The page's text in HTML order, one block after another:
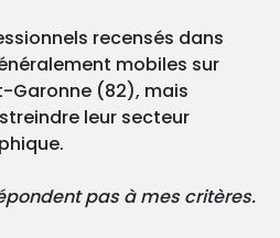
recensés dans
mobiles sur
Garonne (82), mais
leur secteur
pas à mes critères.